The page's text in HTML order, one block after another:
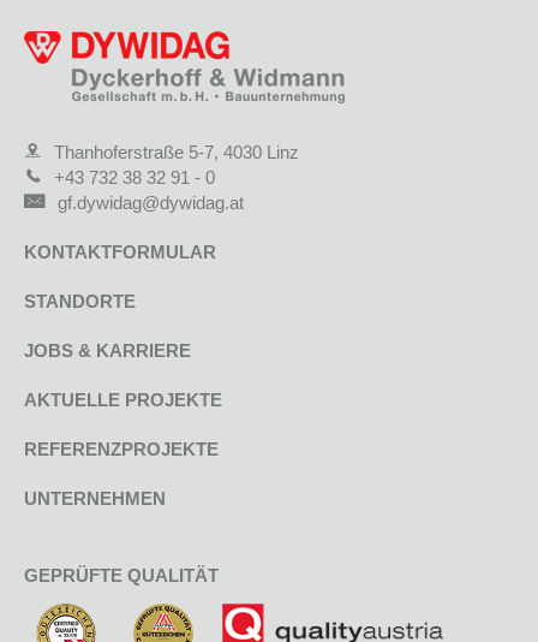
Thanhoferstraße 5-7, 4030 Linz
+43 732 38 32 91 - 0
gf.dywidag@dywidag.at
KONTAKTFORMULAR
STANDORTE
JOBS & KARRIERE
AKTUELLE PROJEKTE
REFERENZPROJEKTE
UNTERNEHMEN
GEPRÜFTE QUALITÄT